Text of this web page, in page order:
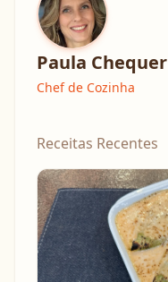
Paula Chequer
Chef de Cozinha
Receitas Recentes